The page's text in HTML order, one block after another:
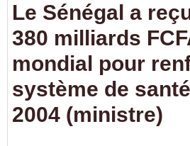
Le Sénégal a
380 milliards
mondial pour
système de
2004 (ministre)